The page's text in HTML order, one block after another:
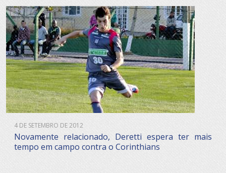
4 DE SETEMBRO DE 2012
Novamente relacionado, Deretti espera ter mais
tempo em campo contra o Corinthians